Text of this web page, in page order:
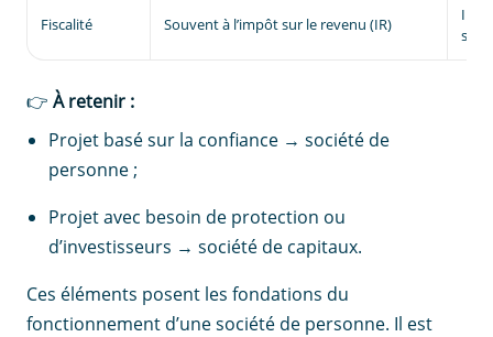
Fiscalité Souvent à l’impôt sur le revenu (IR)
👉 À retenir :
Projet basé sur la confiance → société de
personne ;
Projet avec besoin de protection ou
d’investisseurs → société de capitaux.
Ces éléments posent les fondations du
fonctionnement d’une société de personne. Il est